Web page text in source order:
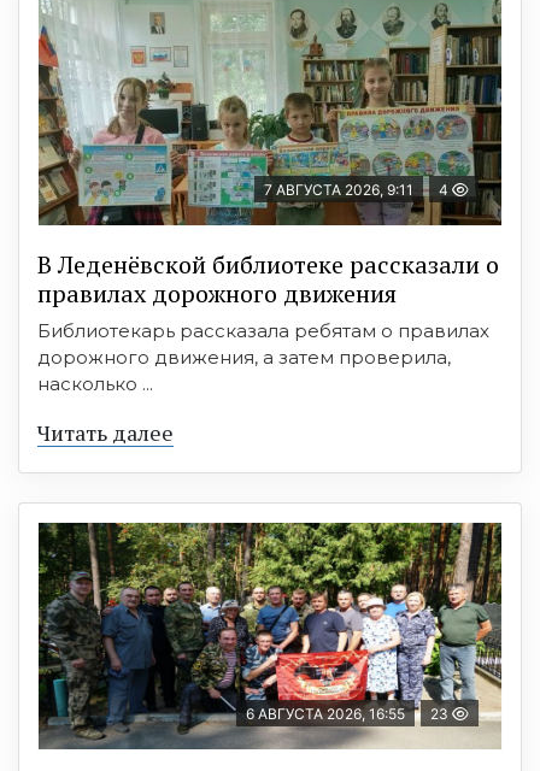
7 АВГУСТА 2026, 9:11 4
В Леденёвской библиотеке рассказали о
правилах дорожного движения
Библиотекарь рассказала ребятам о правилах
дорожного движения, а затем проверила,
насколько ...
Читать далее
6 АВГУСТА 2026, 16:55 23